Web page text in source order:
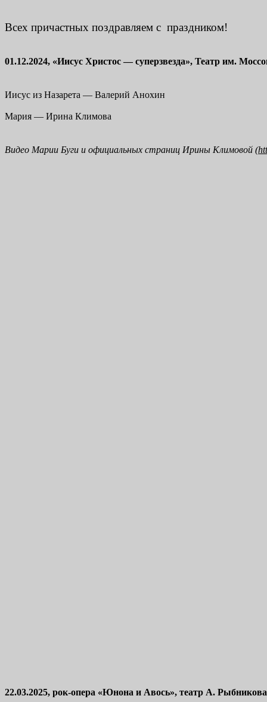
Всех причастных поздравляем с праздником!
01.12.2024, «Иисус Христос — суперзвезда», Театр им.
Иисус из Назарета — Валерий Анохин
Мария — Ирина Климова
Видео Марии Буги и официальных страниц Ирины Климовой (
22.03.2025, рок-опера «Юнона и Авось», театр А.